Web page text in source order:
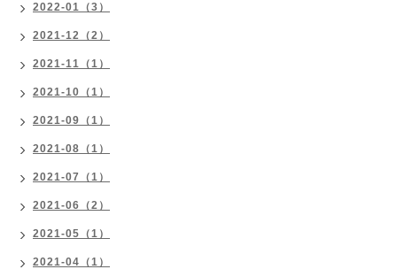
2022-01（3）
2021-12（2）
2021-11（1）
2021-10（1）
2021-09（1）
2021-08（1）
2021-07（1）
2021-06（2）
2021-05（1）
2021-04（1）